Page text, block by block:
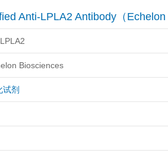
Berry & Associates
LGC Maine Standards
Abbexa AbD Serotec
Anti-LPLA2 Antibody（
Biosciences
试剂